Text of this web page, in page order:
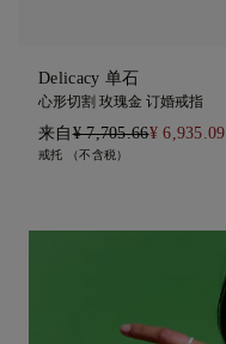
Delicacy 单石
心形切割 玫瑰金 订婚戒指
来自¥ 7,705.66¥ 6,935.09
戒托 （不含税）